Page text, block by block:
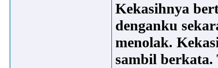
Kekasihnya
denganku
menolak.
sambil berkata.